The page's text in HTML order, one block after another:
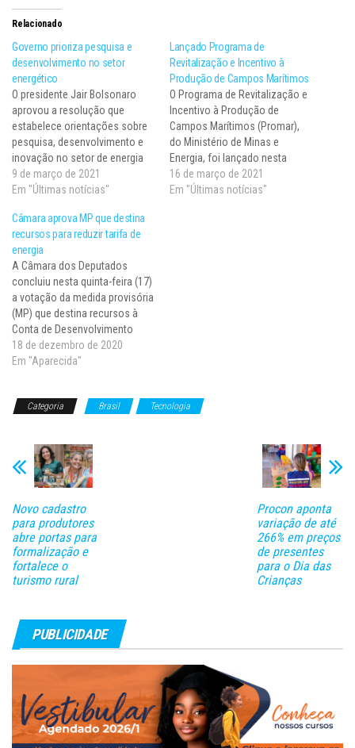
Relacionado
Governo prioriza pesquisa e
desenvolvimento no setor
energético
O presidente Jair Bolsonaro
aprovou a resolução que
estabelece orientações sobre
pesquisa, desenvolvimento e
inovação no setor de energia
no país para estudos
regulados pela Agência
(Aneel) e pela Agência
Nacional de Petróleo, Gás
Natural e Biocombustíveis
(ANP). A Resolução nº 2/2021,
do Conselho Nacional de…
9 de março de 2021
Em "Últimas notícias"
Lançado Programa de
Revitalização e Incentivo à
Produção de Campos Marítimos
O Programa de Revitalização e
Incentivo à Produção de
Campos Marítimos (Promar),
do Ministério de Minas e
Energia, foi lançado nesta
quinta-feira (11). A iniciativa
tem como objetivo melhorar o
16 de março de 2021
Em "Últimas notícias"
Câmara aprova MP que destina
recursos para reduzir tarifa de
energia
A Câmara dos Deputados
concluiu nesta quinta-feira (17)
a votação da medida provisória
(MP) que destina recursos à
Conta de Desenvolvimento
Energético (CDE) a fim para
redução da tarifa de energia
Editada em setembro pelo
18 de dezembro de 2020
Em "Aparecida"
Categoria Brasil Tecnologia
Novo cadastro
para produtores
abre portas para
formalização e
fortalece o
turismo rural
Procon aponta
variação de até
266% em preços
de presentes
para o Dia das
Crianças
PUBLICIDADE